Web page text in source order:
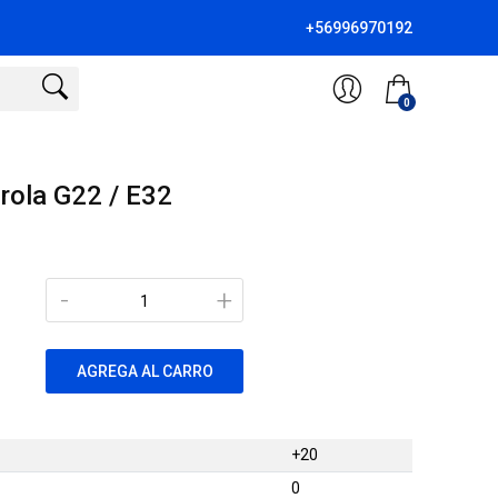
+56996970192
0
G22 / E32
+
-
AGREGA AL CARRO
+20
0